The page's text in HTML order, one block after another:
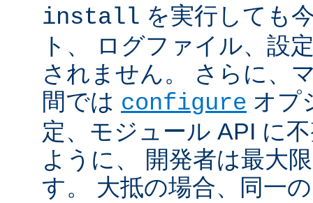
install を実行しても
ト、 ログファイル、設
されません。 さらに、
間では configure オプ
定、モジュール API に
ように、 開発者は最大
す。 大抵の場合、同一